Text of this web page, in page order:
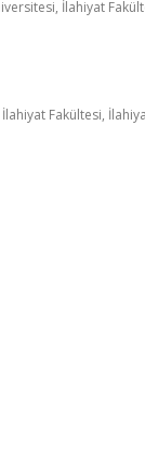
İlahiyat
Fakültesi,